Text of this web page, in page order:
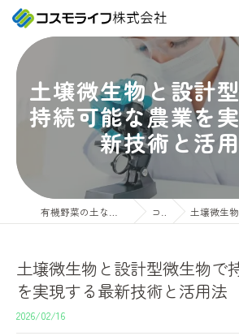
土壌微生物と設計
持続可能な農業を
新技術と活
コラム 土壌微生物と設計型微
土壌微生物と設計型微生物で
を実現する最新技術と活用法
2026/02/16